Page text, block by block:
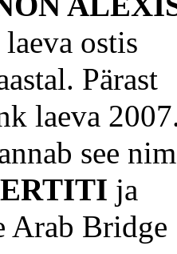
ostis
Pärast
laeva
see
ja
Arab Bridge